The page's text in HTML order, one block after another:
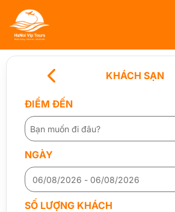
KHÁCH SẠN
ĐIỂM ĐẾN
Bạn muốn đi đâu?
NGÀY
SỐ LƯỢNG KHÁCH